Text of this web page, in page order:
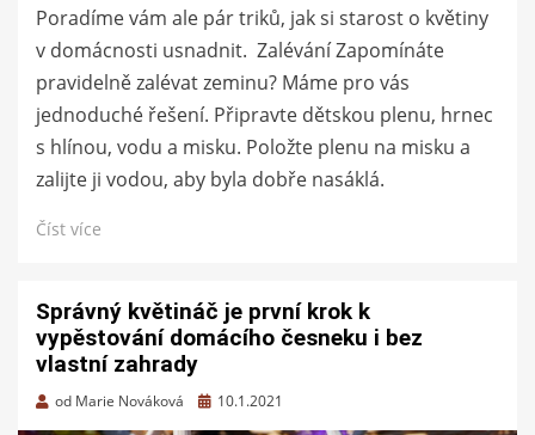
Poradíme vám ale pár triků, jak si starost o květiny
v domácnosti usnadnit. Zalévání Zapomínáte
pravidelně zalévat zeminu? Máme pro vás
jednoduché řešení. Připravte dětskou plenu, hrnec
s hlínou, vodu a misku. Položte plenu na misku a
zalijte ji vodou, aby byla dobře nasáklá.
Číst více
Správný květináč je první krok k
vypěstování domácího česneku i bez
vlastní zahrady
od Marie Nováková
Zveřejněno
10.1.2021